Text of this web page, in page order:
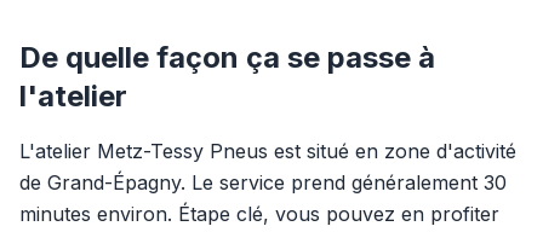
De quelle façon ça se passe à
l'atelier
L'atelier Metz-Tessy Pneus est situé en zone d'activité
de Grand-Épagny. Le service prend généralement 30
minutes environ. Étape clé, vous pouvez en profiter